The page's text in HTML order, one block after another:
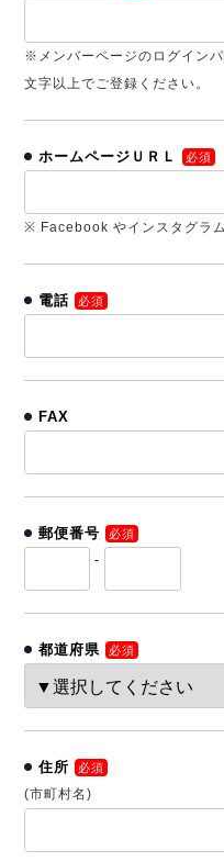
※メンバーページのログイン
文字以上でご登録ください。
ホームページＵＲＬ 必須
※ Facebook やインスタグラ
電話 必須
FAX
郵便番号 必須
-
都道府県 必須
住所 必須
(市町村名)